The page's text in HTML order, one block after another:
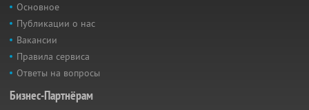
Основное
Публикации о нас
Вакансии
Правила сервиса
Ответы на вопросы
Бизнес-Партнёрам